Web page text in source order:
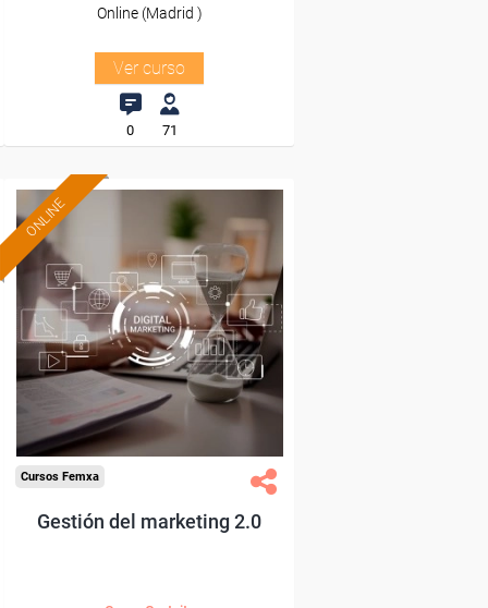
Online (Madrid )
Ver curso
0 71
ONLINE
Formación 100%
subvencionada.
Para trabajadores y
autónomos de Madrid.
Para todos los sectores.
Cursos Femxa
Gestión del marketing 2.0